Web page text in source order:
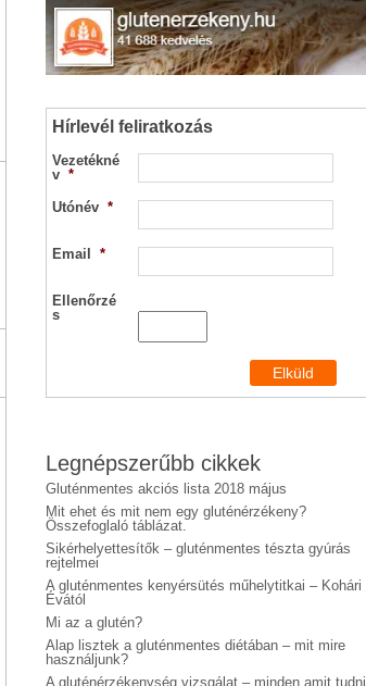
Hírlevél feliratkozás
Vezetékné
v *
Utónév *
Email *
Ellenőrzé
s
Legnépszerűbb cikkek
Gluténmentes akciós lista 2018 május
Mit ehet és mit nem egy gluténérzékeny?
Összefoglaló táblázat.
Sikérhelyettesítők – gluténmentes tészta gyúrás
rejtelmei
A gluténmentes kenyérsütés műhelytitkai – Kohári
Évától
Mi az a glutén?
Alap lisztek a gluténmentes diétában – mit mire
használjunk?
A gluténérzékenység vizsgálat – minden amit tudni